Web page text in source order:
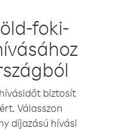
foki-
biztosít
Válasszon
díjazású hívási